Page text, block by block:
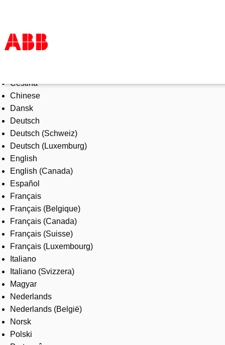
Products & Solutions
Industries
Services
About us
Where to buy
Contact us
Careers
Čeština
Chinese
Dansk
Deutsch
Deutsch (Schweiz)
Deutsch (Luxemburg)
English
English (Canada)
Español
Français
Français (Belgique)
Français (Canada)
Français (Suisse)
Français (Luxembourg)
Italiano
Italiano (Svizzera)
Magyar
Nederlands
Nederlands (België)
Norsk
Polski